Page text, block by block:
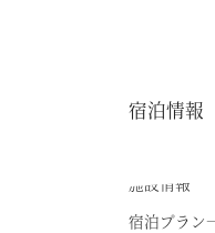
宿泊情報
施設情報
宿泊プラン